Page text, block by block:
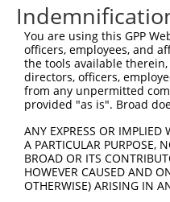
You are using this GPP
officers, employees, and
the tools available
directors, officers,
from any unpermitted
provided "as is". Broad
ANY EXPRESS OR
A PARTICULAR PURPOSE,
BROAD OR ITS
HOWEVER CAUSED AND
OTHERWISE) ARISING IN